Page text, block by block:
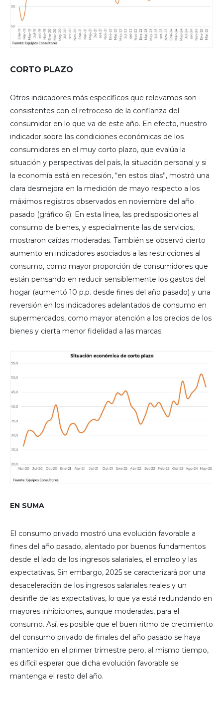
CORTO PLAZO
Otros indicadores más específicos que relevamos son
consistentes con el retroceso de la confianza del
consumidor en lo que va de este año. En efecto, nuestro
indicador sobre las condiciones económicas de los
consumidores en el muy corto plazo, que evalúa la
situación y perspectivas del país, la situación personal y si
la economía está en recesión, “en estos días”, mostró una
clara desmejora en la medición de mayo respecto a los
máximos registros observados en noviembre del año
pasado (gráfico 6). En esta línea, las predisposiciones al
consumo de bienes, y especialmente las de servicios,
mostraron caídas moderadas. También se observó cierto
aumento en indicadores asociados a las restricciones al
consumo, como mayor proporción de consumidores que
están pensando en reducir sensiblemente los gastos del
hogar (aumentó 10 p.p. desde fines del año pasado) y una
reversión en los indicadores adelantados de consumo en
supermercados, como mayor atención a los precios de los
bienes y cierta menor fidelidad a las marcas.
EN SUMA
El consumo privado mostró una evolución favorable a
fines del año pasado, alentado por buenos fundamentos
desde el lado de los ingresos salariales, el empleo y las
expectativas. Sin embargo, 2025 se caracterizará por una
desaceleración de los ingresos salariales reales y un
desinfle de las expectativas, lo que ya está redundando en
mayores inhibiciones, aunque moderadas, para el
consumo. Así, es posible que el buen ritmo de crecimiento
del consumo privado de finales del año pasado se haya
mantenido en el primer trimestre pero, al mismo tiempo,
es difícil esperar que dicha evolución favorable se
mantenga el resto del año.